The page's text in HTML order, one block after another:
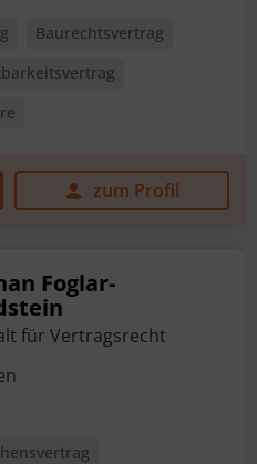
Baurechtsvertrag
zum Profil
Foglar-
für Vertragsrecht